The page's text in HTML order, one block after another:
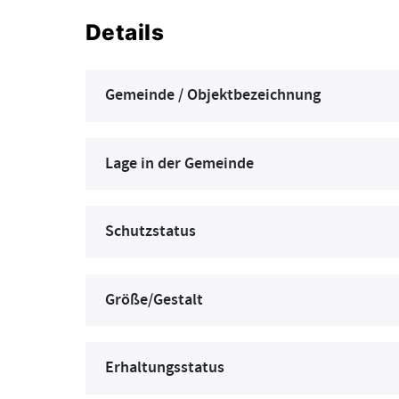
Details
Gemeinde / Objektbezeichnung
Lage in der Gemeinde
Schutzstatus
Größe/Gestalt
Erhaltungsstatus